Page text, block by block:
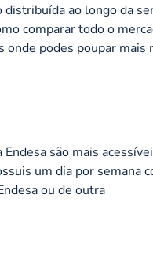
ao longo da
comparar todo o
onde podes poupar mais
são mais
um dia por semana
ou de outra